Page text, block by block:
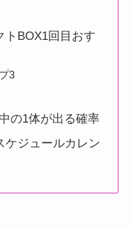
トBOX1回目おす
3
の1体が出る確率
ケジュールカレン